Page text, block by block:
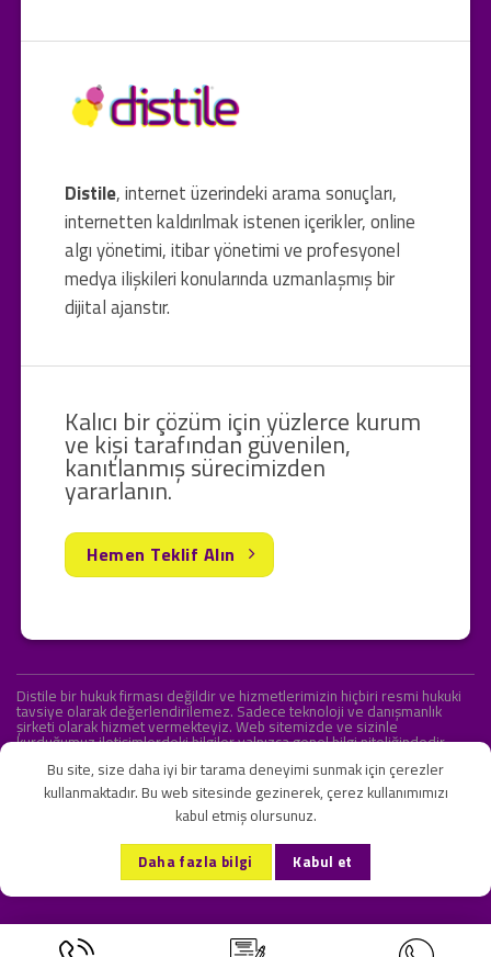
Distile, internet üzerindeki arama sonuçları,
internetten kaldırılmak istenen içerikler, online
algı yönetimi, itibar yönetimi ve profesyonel
medya ilişkileri konularında uzmanlaşmış bir
dijital ajanstır.
Kalıcı bir çözüm için yüzlerce kurum
ve kişi tarafından güvenilen,
kanıtlanmış sürecimizden
yararlanın.
Hemen Teklif Alın
Distile bir hukuk firması değildir ve hizmetlerimizin hiçbiri resmi hukuki
tavsiye olarak değerlendirilemez. Sadece teknoloji ve danışmanlık
şirketi olarak hizmet vermekteyiz. Web sitemizde ve sizinle
kurduğumuz iletişimlerdeki bilgiler yalnızca genel bilgi niteliğindedir.
KVKK ve Gizlilik Sözleşmesi S.S.S. İletişim
Copyright 2026 ©Onlipr Teknoloji ve Ticaret A.Ş.
Bu site, size daha iyi bir tarama deneyimi sunmak için çerezler
kullanmaktadır. Bu web sitesinde gezinerek, çerez kullanımımızı
kabul etmiş olursunuz.
Daha fazla bilgi Kabul et